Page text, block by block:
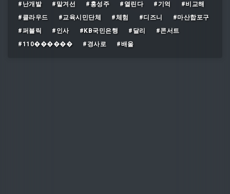
#난개발
#맡겨선 #홍성주 #열린다 #기억
#비교해
#클라우드
#교육시민단체 #체험 #디즈니
#마산합포구
#퍼블릭
#인사 #KB국민은행 #달리
#콘서트
#110������
#경사로 #배울